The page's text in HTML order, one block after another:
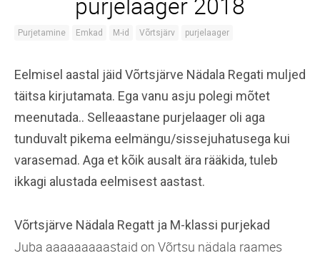
Purjetamine Emkad M-id Võrtsjärv purjelaager
Eelmisel aastal jäid Võrtsjärve Nädala Regati muljed
täitsa kirjutamata. Ega vanu asju polegi mõtet
meenutada.. Selleaastane purjelaager oli aga
tunduvalt pikema eelmängu/sissejuhatusega kui
varasemad. Aga et kõik ausalt ära rääkida, tuleb
ikkagi alustada eelmisest aastast.
Võrtsjärve Nädala Regatt ja M-klassi purjekad
Juba aaaaaaaaastaid on Võrtsu nädala raames